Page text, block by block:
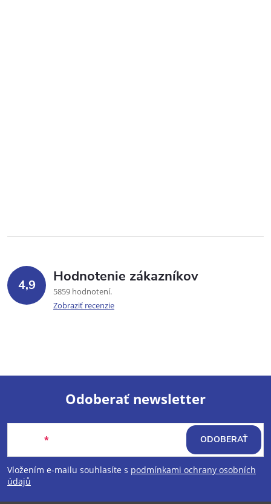
4,9 Hodnotenie zákazníkov
5859 hodnotení
Zobraziť recenzie
Z
á
p
Odoberať newsletter
Vložením e-mailu souhlasíte s podmínkami ochrany osobních
údajů
ODOBERAŤ